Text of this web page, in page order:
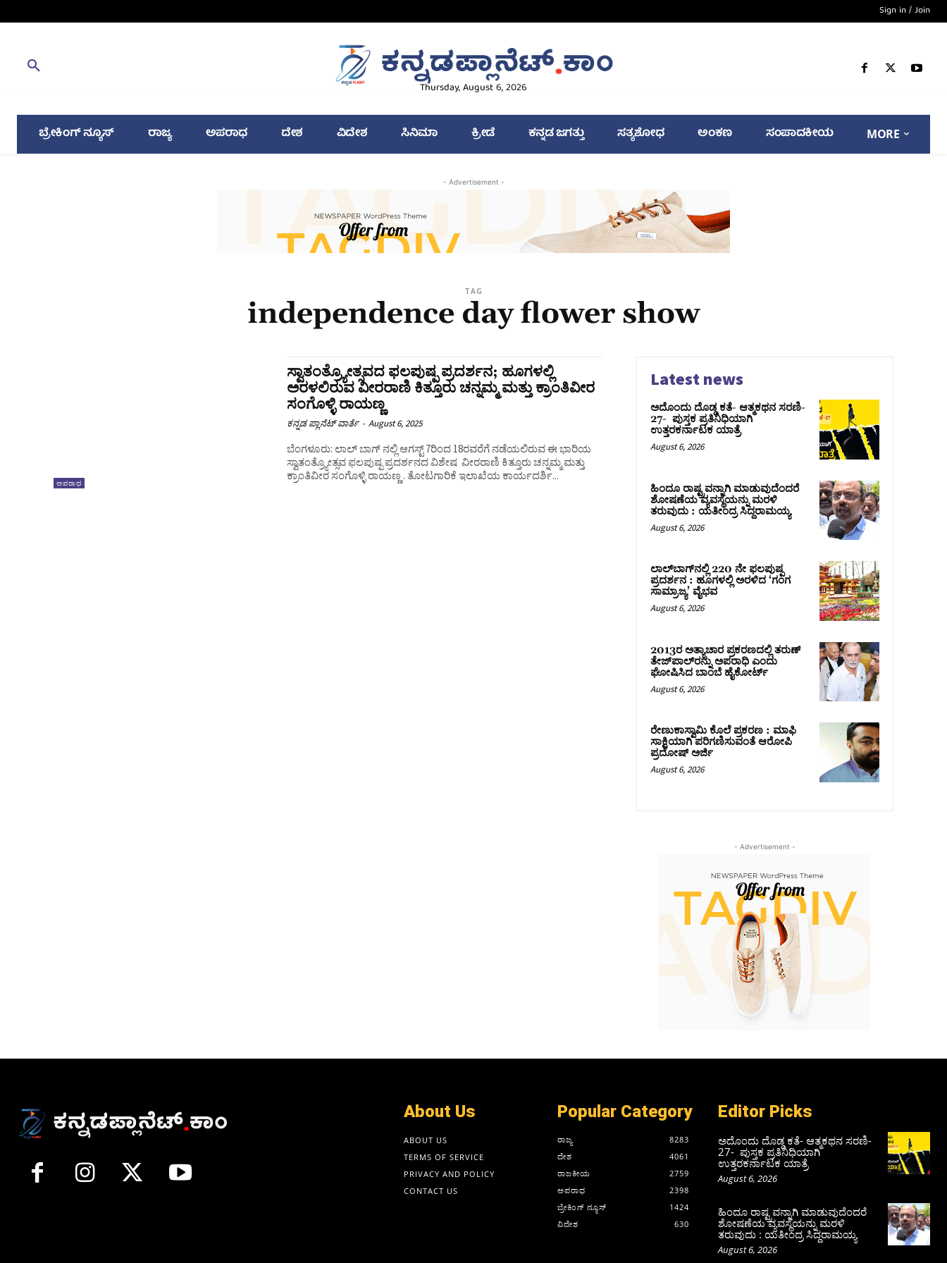
Sign in / Join
Thursday, August 6, 2026
ಬ್ರೇಕಿಂಗ್ ನ್ಯೂಸ್ ರಾಜ್ಯ ಅಪರಾಧ ದೇಶ ವಿದೇಶ ಸಿನಿಮಾ ಕ್ರೀಡೆ ಕನ್ನಡ ಜಗತ್ತು ಸತ್ಯಶೋಧ ಅಂಕಣ ಸಂಪಾದಕೀಯ MORE
- Advertisement -
TAG
independence day flower show
ಅಪರಾಧ
ಸ್ವಾತಂತ್ರ್ಯೋತ್ಸವದ ಫಲಪುಷ್ಪ ಪ್ರದರ್ಶನ; ಹೂಗಳಲ್ಲಿ
ಅರಳಲಿರುವ ವೀರರಾಣಿ ಕಿತ್ತೂರು ಚನ್ನಮ್ಮ ಮತ್ತು ಕ್ರಾಂತಿವೀರ
ಸಂಗೊಳ್ಳಿ ರಾಯಣ್ಣ
ಕನ್ನಡ ಪ್ಲಾನೆಟ್ ವಾರ್ತೆ - August 6, 2025
ಬೆಂಗಳೂರು: ಲಾಲ್‌ ಬಾಗ್‌ ನಲ್ಲಿ ಆಗಸ್ಟ್‌ 7ರಿಂದ 18ರವರೆಗೆ ನಡೆಯಲಿರುವ ಈ ಭಾರಿಯ
ಸ್ವಾತಂತ್ರ್ಯೋತ್ಸವ ಫಲಪುಷ್ಪ ಪ್ರದರ್ಶನದ ವಿಶೇಷ ವೀರರಾಣಿ ಕಿತ್ತೂರು ಚನ್ನಮ್ಮ ಮತ್ತು
ಕ್ರಾಂತಿವೀರ ಸಂಗೊಳ್ಳಿ ರಾಯಣ್ಣ . ತೋಟಗಾರಿಕೆ ಇಲಾಖೆಯ ಕಾರ್ಯದರ್ಶಿ...
Latest news
ಅದೊಂದು ದೊಡ್ಡ ಕತೆ- ಆತ್ಮಕಥನ ಸರಣಿ-
27- ಪುಸ್ತಕ ಪ್ರತಿನಿಧಿಯಾಗಿ
ಉತ್ತರಕರ್ನಾಟಕ ಯಾತ್ರೆ
August 6, 2026
ಹಿಂದೂ ರಾಷ್ಟ್ರವನ್ನಾಗಿ ಮಾಡುವುದೆಂದರೆ
ಶೋಷಣೆಯ ವ್ಯವಸ್ಥೆಯನ್ನು ಮರಳಿ
ತರುವುದು : ಯತೀಂದ್ರ ಸಿದ್ದರಾಮಯ್ಯ
August 6, 2026
ಲಾಲ್‍ಬಾಗ್‍ನಲ್ಲಿ 220 ನೇ ಫಲಪುಷ್ಪ
ಪ್ರದರ್ಶನ : ಹೂಗಳಲ್ಲಿ ಅರಳಿದ ‘ಗಂಗ
ಸಾಮ್ರಾಜ್ಯ’ ವೈಭವ
August 6, 2026
2013ರ ಅತ್ಯಾಚಾರ ಪ್ರಕರಣದಲ್ಲಿ ತರುಣ್
ತೇಜ್‌ಪಾಲ್‌ರನ್ನು ಅಪರಾಧಿ ಎಂದು
ಘೋಷಿಸಿದ ಬಾಂಬೆ ಹೈಕೋರ್ಟ್
August 6, 2026
ರೇಣುಕಾಸ್ವಾಮಿ ಕೊಲೆ ಪ್ರಕರಣ : ಮಾಫಿ
ಸಾಕ್ಷಿಯಾಗಿ ಪರಿಗಣಿಸುವಂತೆ ಆರೋಪಿ
ಪ್ರದೋಷ್‌ ಅರ್ಜಿ
August 6, 2026
- Advertisement -
About Us
ABOUT US
TERMS OF SERVICE
PRIVACY AND POLICY
CONTACT US
Popular Category
ರಾಜ್ಯ
8283
ದೇಶ
4061
ರಾಜಕೀಯ
2759
ಅಪರಾಧ
2398
ಬ್ರೇಕಿಂಗ್ ನ್ಯೂಸ್
1424
ವಿದೇಶ
630
Editor Picks
ಅದೊಂದು ದೊಡ್ಡ ಕತೆ- ಆತ್ಮಕಥನ ಸರಣಿ-
27- ಪುಸ್ತಕ ಪ್ರತಿನಿಧಿಯಾಗಿ
ಉತ್ತರಕರ್ನಾಟಕ ಯಾತ್ರೆ
August 6, 2026
ಹಿಂದೂ ರಾಷ್ಟ್ರವನ್ನಾಗಿ ಮಾಡುವುದೆಂದರೆ
ಶೋಷಣೆಯ ವ್ಯವಸ್ಥೆಯನ್ನು ಮರಳಿ
ತರುವುದು : ಯತೀಂದ್ರ ಸಿದ್ದರಾಮಯ್ಯ
August 6, 2026